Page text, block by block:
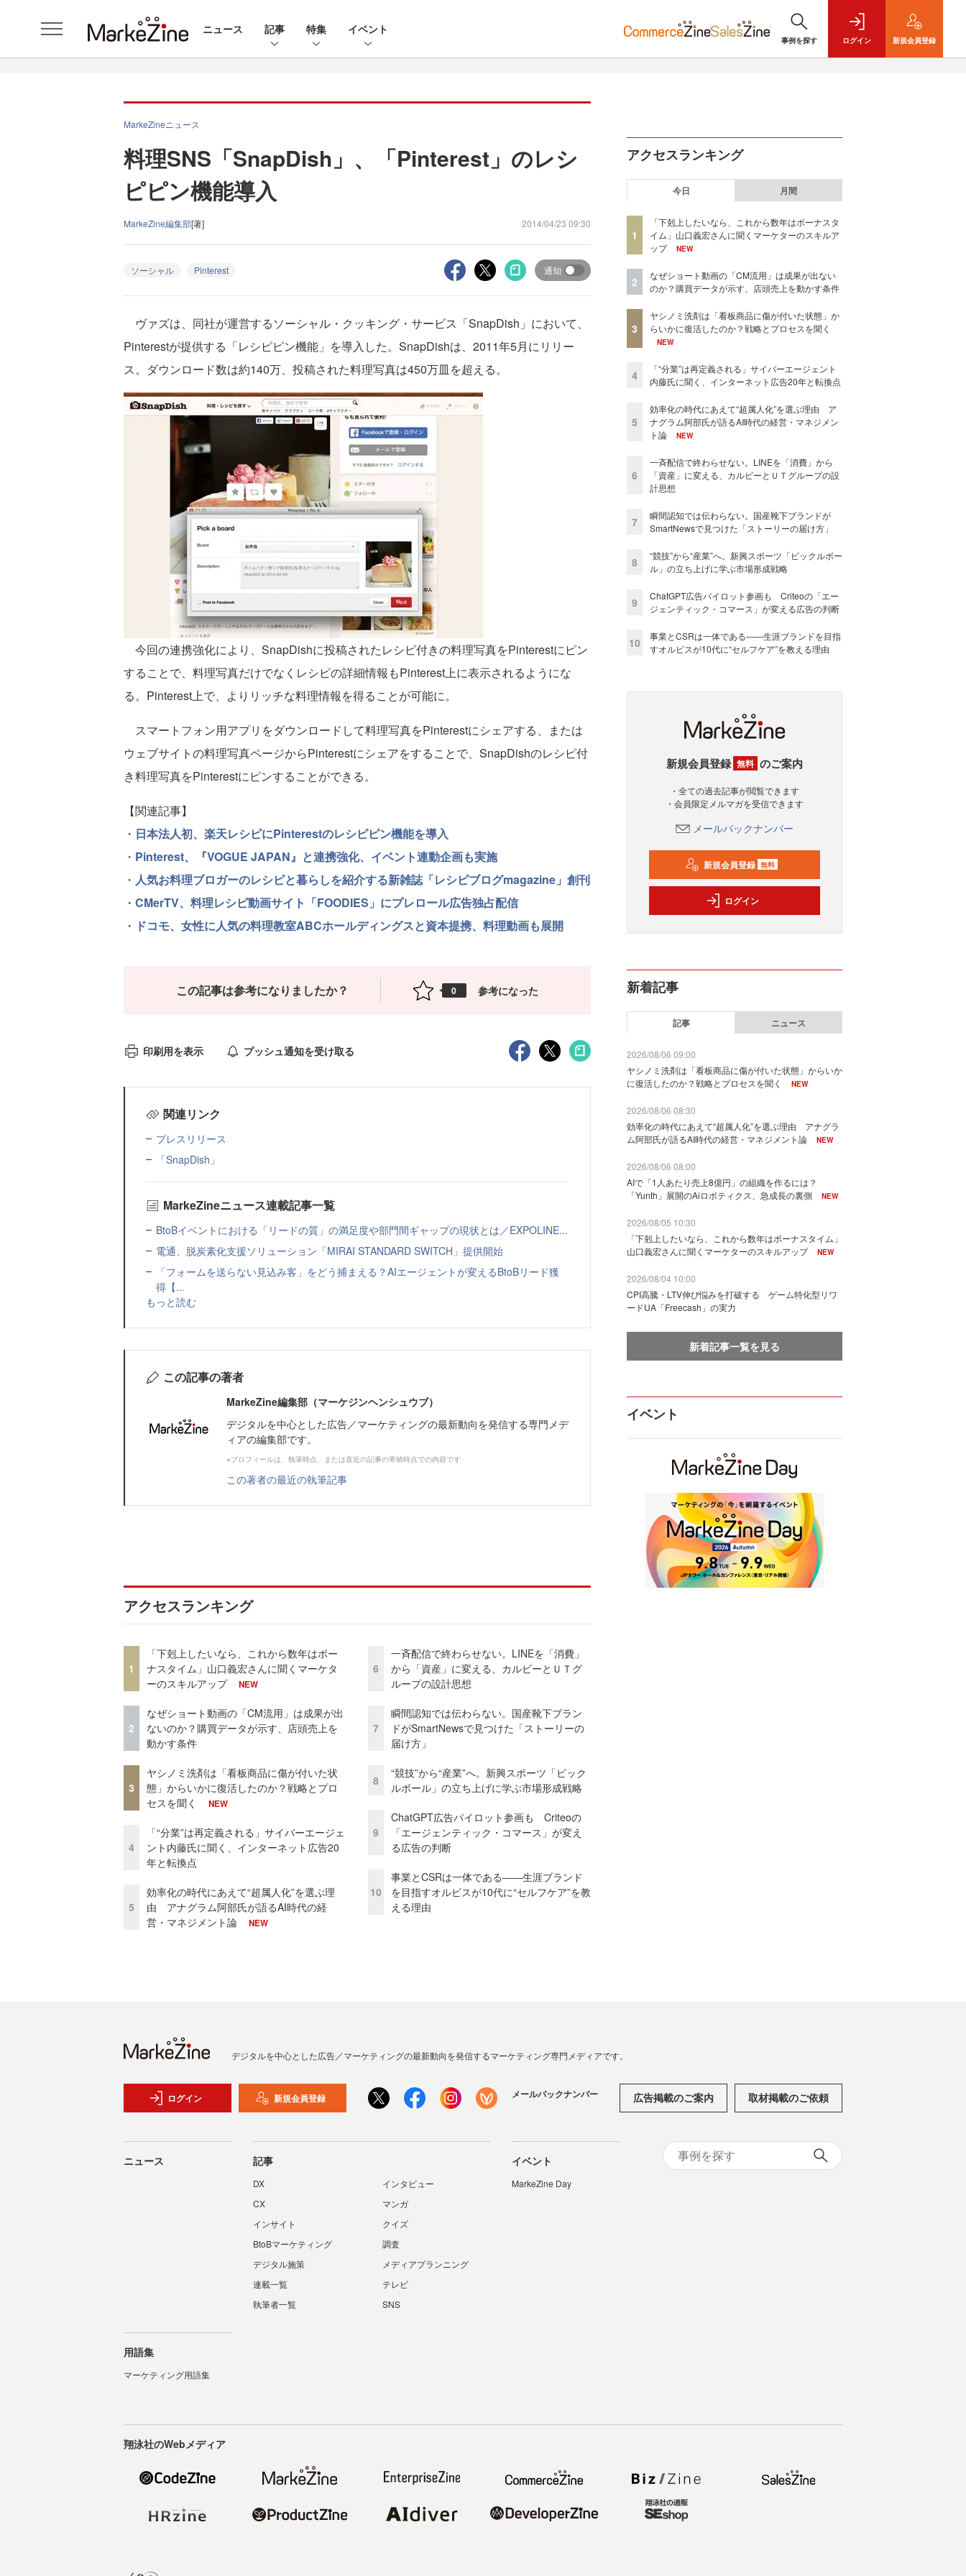
ニュース 記事 特集 イベント
事例を探す ログイン 新規会員登録
MarkeZineニュース
料理SNS「SnapDish」、「Pinterest」のレシ
ピピン機能導入
MarkeZine編集部[著] 2014/04/23 09:30
ソーシャル Pinterest 通知
ヴァズは、同社が運営するソーシャル・クッキング・サービス「SnapDish」において、
Pinterestが提供する「レシピピン機能」を導入した。SnapDishは、2011年5月にリリー
ス。ダウンロード数は約140万、投稿された料理写真は450万皿を超える。
今回の連携強化により、SnapDishに投稿されたレシピ付きの料理写真をPinterestにピン
することで、料理写真だけでなくレシピの詳細情報もPinterest上に表示されるようにな
る。Pinterest上で、よりリッチな料理情報を得ることが可能に。
スマートフォン用アプリをダウンロードして料理写真をPinterestにシェアする、または
ウェブサイトの料理写真ページからPinterestにシェアをすることで、SnapDishのレシピ付
き料理写真をPinterestにピンすることができる。
【関連記事】
・ 日本法人初、楽天レシピにPinterestのレシピピン機能を導入
・ Pinterest、『VOGUE JAPAN』と連携強化、イベント連動企画も実施
・ 人気お料理ブロガーのレシピと暮らしを紹介する新雑誌「レシピブログmagazine」創刊
・ CMerTV、料理レシピ動画サイト「FOODIES」にプレロール広告独占配信
・ ドコモ、女性に人気の料理教室ABCホールディングスと資本提携、料理動画も展開
この記事は参考になりましたか？ 0 参考になった
印刷用を表示 プッシュ通知を受け取る
関連リンク
プレスリリース
「SnapDish」
MarkeZineニュース連載記事一覧
BtoBイベントにおける「リードの質」の満足度や部門間ギャップの現状とは／EXPOLINE...
電通、脱炭素化支援ソリューション「MIRAI STANDARD SWITCH」提供開始
「フォームを送らない見込み客」をどう捕まえる？AIエージェントが変えるBtoBリード獲
得【...
もっと読む
この記事の著者
MarkeZine編集部（マーケジンヘンシュウブ）
デジタルを中心とした広告／マーケティングの最新動向を発信する専門メデ
ィアの編集部です。
※プロフィールは、執筆時点、または直近の記事の寄稿時点での内容です
この著者の最近の執筆記事
アクセスランキング
1
「下剋上したいなら、これから数年はボー
ナスタイム」山口義宏さんに聞くマーケタ
ーのスキルアップ
NEW
2
なぜショート動画の「CM流用」は成果が出
ないのか？購買データが示す、店頭売上を
動かす条件
3
ヤシノミ洗剤は「看板商品に傷が付いた状
態」からいかに復活したのか？戦略とプロ
セスを聞く
NEW
4
「“分業”は再定義される」サイバーエージェ
ント内藤氏に聞く、インターネット広告20
年と転換点
5
効率化の時代にあえて“超属人化”を選ぶ理
由 アナグラム阿部氏が語るAI時代の経
営・マネジメント論
NEW
6
一斉配信で終わらせない。LINEを「消費」
から「資産」に変える、カルビーとＵＴグ
ループの設計思想
7
瞬間認知では伝わらない。国産靴下ブラン
ドがSmartNewsで見つけた「ストーリーの
届け方」
8
“競技”から“産業”へ。新興スポーツ「ピック
ルボール」の立ち上げに学ぶ市場形成戦略
9
ChatGPT広告パイロット参画も Criteoの
「エージェンティック・コマース」が変え
る広告の判断
10
事業とCSRは一体である――生涯ブランド
を目指すオルビスが10代に“セルフケア”を教
える理由
アクセスランキング
今日 月間
1
「下剋上したいなら、これから数年はボーナスタ
イム」山口義宏さんに聞くマーケターのスキルア
ップ
NEW
2
なぜショート動画の「CM流用」は成果が出ない
のか？購買データが示す、店頭売上を動かす条件
3
ヤシノミ洗剤は「看板商品に傷が付いた状態」か
らいかに復活したのか？戦略とプロセスを聞く
NEW
4
「“分業”は再定義される」サイバーエージェント
内藤氏に聞く、インターネット広告20年と転換点
5
効率化の時代にあえて“超属人化”を選ぶ理由 ア
ナグラム阿部氏が語るAI時代の経営・マネジメン
ト論
NEW
6
一斉配信で終わらせない。LINEを「消費」から
「資産」に変える、カルビーとＵＴグループの設
計思想
7
瞬間認知では伝わらない。国産靴下ブランドが
SmartNewsで見つけた「ストーリーの届け方」
8
“競技”から“産業”へ。新興スポーツ「ピックルボー
ル」の立ち上げに学ぶ市場形成戦略
9
ChatGPT広告パイロット参画も Criteoの「エー
ジェンティック・コマース」が変える広告の判断
10
事業とCSRは一体である――生涯ブランドを目指
すオルビスが10代に“セルフケア”を教える理由
新規会員登録 無料 のご案内
・全ての過去記事が閲覧できます
・会員限定メルマガを受信できます
メールバックナンバー
新規会員登録 無料
ログイン
新着記事
記事 ニュース
2026/08/06 09:00
ヤシノミ洗剤は「看板商品に傷が付いた状態」からいか
に復活したのか？戦略とプロセスを聞く
NEW
2026/08/06 08:30
効率化の時代にあえて“超属人化”を選ぶ理由 アナグラ
ム阿部氏が語るAI時代の経営・マネジメント論
NEW
2026/08/06 08:00
AIで「1人あたり売上8億円」の組織を作るには？
「Yunth」展開のAiロボティクス、急成長の裏側
NEW
2026/08/05 10:30
「下剋上したいなら、これから数年はボーナスタイム」
山口義宏さんに聞くマーケターのスキルアップ
NEW
2026/08/04 10:00
CPI高騰・LTV伸び悩みを打破する ゲーム特化型リワ
ードUA「Freecash」の実力
新着記事一覧を見る
イベント
デジタルを中心とした広告／マーケティングの最新動向を発信するマーケティング専門メディアです。
ログイン 新規会員登録 メールバックナンバー 広告掲載のご案内 取材掲載のご依頼
ニュース 記事
DX
インタビュー
CX
マンガ
インサイト
クイズ
BtoBマーケティング
調査
デジタル施策
メディアプランニング
連載一覧
テレビ
執筆者一覧
SNS
イベント
MarkeZine Day
用語集
マーケティング用語集
翔泳社のWebメディア